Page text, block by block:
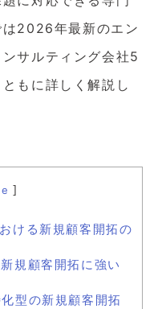
2026年最新のエン
サルティング会社5
もに詳しく解説し
]
ける新規顧客開拓の
規顧客開拓に強い
型の新規顧客開拓